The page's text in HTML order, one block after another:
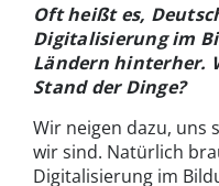
Oft heißt es,
Digitalisierung im
Ländern hinterher.
Stand der Dinge?
Wir neigen dazu, uns
wir sind. Natürlich
Digitalisierung im